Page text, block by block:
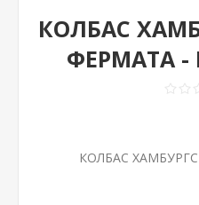
КОЛБАС
ФЕРМАТА -
КОЛБАС